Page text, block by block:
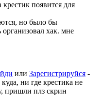
появится для
но было бы
хак. мне
или Зарегистрируйся -
ни где крестика не
пришли плз скрин